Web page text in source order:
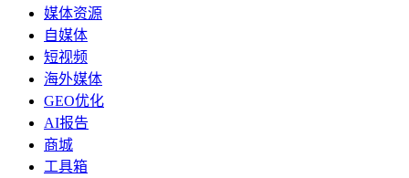
媒体资源
自媒体
短视频
海外媒体
GEO优化
AI报告
商城
工具箱